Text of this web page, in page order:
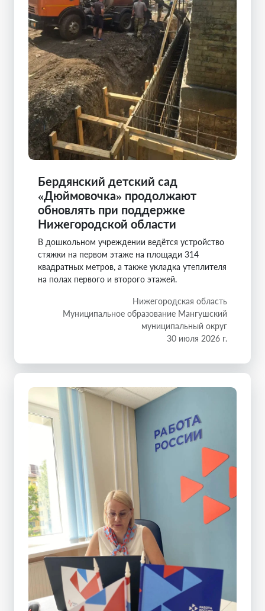
Бердянский детский сад
«Дюймовочка» продолжают
обновлять при поддержке
Нижегородской области
В дошкольном учреждении ведётся устройство
стяжки на первом этаже на площади 314
квадратных метров, а также укладка утеплителя
на полах первого и второго этажей.
Нижегородская область
Муниципальное образование Мангушский
муниципальный округ
30 июля 2026 г.